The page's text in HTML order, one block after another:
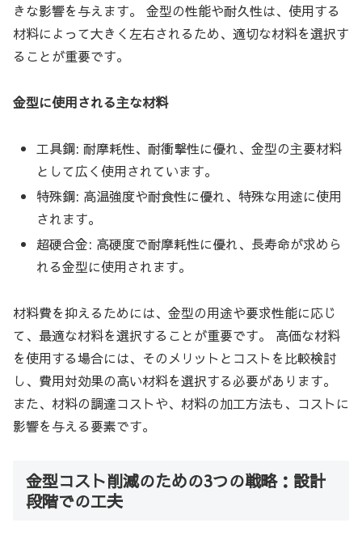
きな影響を与えます。 金型の性能や耐久性は、使用する
材料によって大きく左右されるため、適切な材料を選択す
ることが重要です。
金型に使用される主な材料
工具鋼: 耐摩耗性、耐衝撃性に優れ、金型の主要材料
として広く使用されています。
特殊鋼: 高温強度や耐食性に優れ、特殊な用途に使用
されます。
超硬合金: 高硬度で耐摩耗性に優れ、長寿命が求めら
れる金型に使用されます。
材料費を抑えるためには、金型の用途や要求性能に応じ
て、最適な材料を選択することが重要です。 高価な材料
を使用する場合には、そのメリットとコストを比較検討
し、費用対効果の高い材料を選択する必要があります。
また、材料の調達コストや、材料の加工方法も、コストに
影響を与える要素です。
金型コスト削減のための3つの戦略：設計
段階での工夫